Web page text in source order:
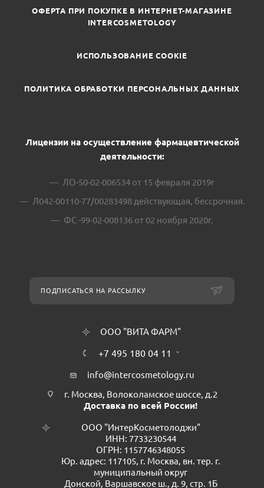
ОФЕРТА ПРИ ПОКУПКЕ В ИНТЕРНЕТ-МАГАЗИНЕ
INTERCOSMETOLOGY
ИСПОЛЬЗОВАНИЕ COOKIE
ПОЛИТИКА ОБРАБОТКИ ПЕРСОНАЛЬНЫХ ДАННЫХ
Лицензии на осуществление фармацевтической
деятельности:
ЛО-50-02-006534 от 15 февраля 2019г
Л042-00110-77/00283498 действующая, бессрочная.
ФС -99-02-008136 от 02 ноября 2020г.
ПОДПИСАТЬСЯ НА РАССЫЛКУ
ООО "ВИТА ФАРМ"
+7 495 180 04 11
info@intercosmetology.ru
г. Москва, Волоколамское шоссе, д.2
Доставка по всей России!
ООО "ИнтерКосметолоджи"
ИНН: 7733230544
ОГРН: 1157746348055
Юр. адрес: 117105, г. Москва, вн. тер. г.
муниципальный округ
Донской, Варшавское ш., д. 9, стр. 1Б